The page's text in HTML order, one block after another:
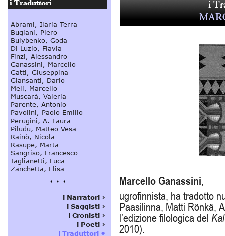
i
Marcello Ganassini,
ugrofinnista, ha tradotto
Paasilinna, Matti Rönkä,
l’edizione filologica del
2010).